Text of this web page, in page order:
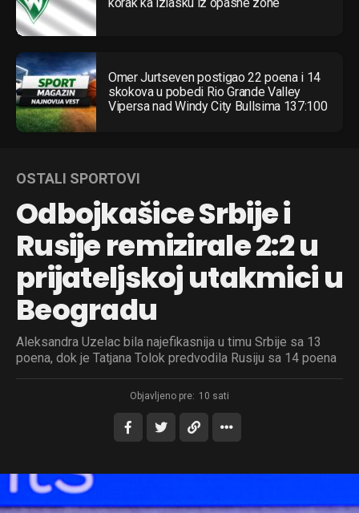
korak ka izlasku iz opasne zone
Omer Jurtseven postigao 22 poena i 14
skokova u pobedi Rio Grande Valley
Vipersa nad Windy City Bullsima 137:100
OSTALI SPORTOVI
Odbojkašice Srbije i
Rusije remizirale 2:2 u
prijateljskoj utakmici u
Beogradu
Aleksandra Uzelac bila najefikasnija u timu Srbije sa 13
poena, dok je Tatjana Tolok predvodila Rusiju sa 14 poena
Objavljeno pre: 10 sati